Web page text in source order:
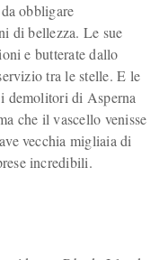
obbligare
di bellezza. Le sue
e butterate dallo
tra le stelle. E le
demolitori di Asperna
che il vascello venisse
vecchia migliaia di
incredibili.